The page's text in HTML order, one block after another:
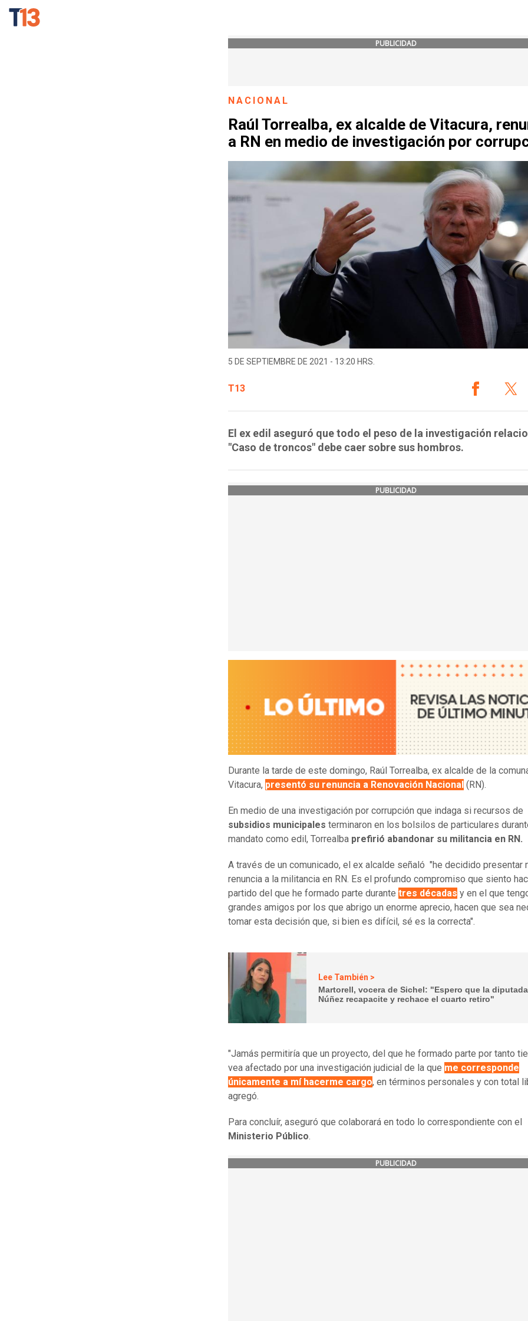
PUBLICIDAD
NACIONAL
Raúl Torrealba, ex alcalde de Vitacura,
a RN en medio de investigación por
5 DE SEPTIEMBRE DE 2021 - 13:20 HRS.
T13
El ex edil aseguró que todo el peso de la investigación
"Caso de troncos" debe caer sobre sus hombros.
PUBLICIDAD
Durante la tarde de este domingo, Raúl Torrealba, ex alcalde de la
Vitacura, presentó su renuncia a Renovación Nacional (RN).
En medio de una investigación por corrupción que indaga si recursos de
subsidios municipales terminaron en los bolsilos de particulares
mandato como edil, Torrealba prefirió abandonar su militancia en RN.
A través de un comunicado, el ex alcalde señaló "he decidido presentar
renuncia a la militancia en RN. Es el profundo compromiso que siento
partido del que he formado parte durante tres décadas y en el que
grandes amigos por los que abrigo un enorme aprecio, hacen que sea
tomar esta decisión que, si bien es difícil, sé es la correcta".
Lee También >
Martorell, vocera de Sichel: "Espero que la diputada
Núñez recapacite y rechace el cuarto retiro"
"Jamás permitiría que un proyecto, del que he formado parte por tanto
vea afectado por una investigación judicial de la que me corresponde
únicamente a mí hacerme cargo, en términos personales y con total
agregó.
Para concluír, aseguró que colaborará en todo lo correspondiente con el
Ministerio Público.
PUBLICIDAD